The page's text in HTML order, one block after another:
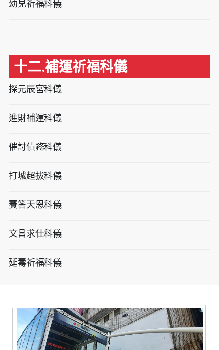
幼兒祈福科儀
十二.補運祈福科儀
探元辰宮科儀
進財補運科儀
催討債務科儀
打城超拔科儀
賽答天恩科儀
文昌求仕科儀
延壽祈福科儀